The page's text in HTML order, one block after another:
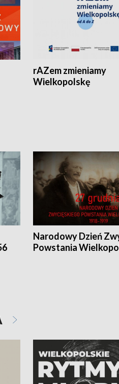
rAZem zmieniamy
Wielkopolskę
Narodowy Dzień
Powstania